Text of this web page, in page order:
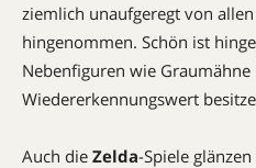
ziemlich unaufgeregt von
hingenommen. Schön ist
Nebenfiguren wie
Wiedererkennungswert
Auch die Zelda-Spiele